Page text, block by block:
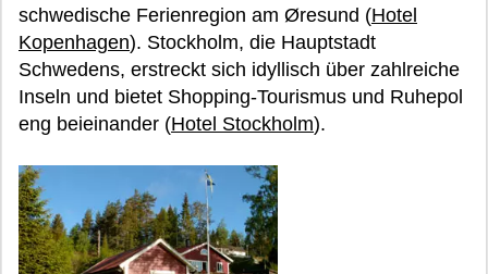
schwedische Ferienregion am Øresund (Hotel
Kopenhagen). Stockholm, die Hauptstadt
Schwedens, erstreckt sich idyllisch über zahlreiche
Inseln und bietet Shopping-Tourismus und Ruhepol
eng beieinander (Hotel Stockholm).